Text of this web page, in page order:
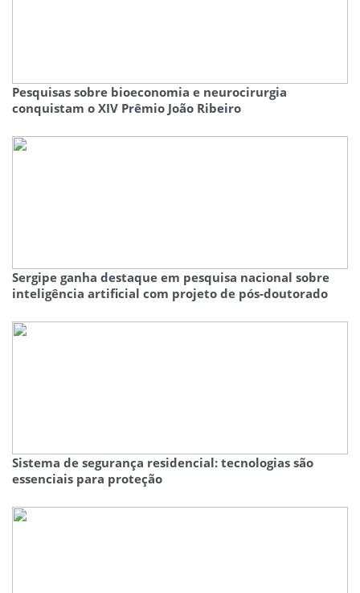
Pesquisas sobre bioeconomia e neurocirurgia
conquistam o XIV Prêmio João Ribeiro
Sergipe ganha destaque em pesquisa nacional sobre
inteligência artificial com projeto de pós-doutorado
Sistema de segurança residencial: tecnologias são
essenciais para proteção